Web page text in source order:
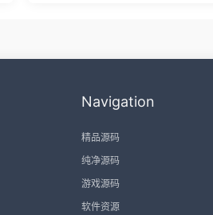
Navigation
精品源码
纯净源码
游戏源码
软件资源